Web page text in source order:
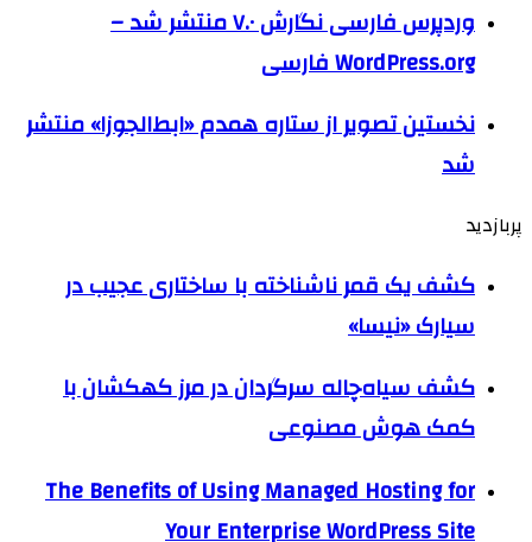
وردپرس فارسی نگارش ۷.۰ منتشر شد –
WordPress.org فارسی
نخستین تصویر از ستاره همدم «ابط‌الجوزا» منتشر
شد
پربازدید
کشف یک قمر ناشناخته با ساختاری عجیب در
سیارک «نیسا»
کشف سیاه‌چاله سرگردان در مرز کهکشان با
کمک هوش مصنوعی
The Benefits of Using Managed Hosting for
Your Enterprise WordPress Site